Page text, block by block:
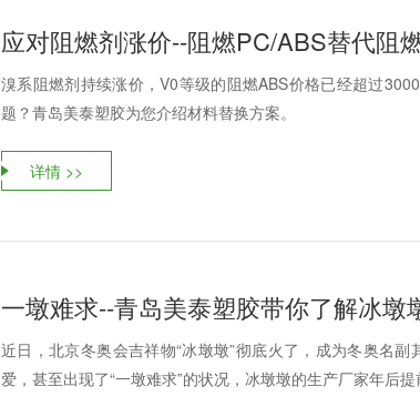
应对阻燃剂涨价--阻燃PC/ABS替代阻
溴系阻燃剂持续涨价，V0等级的阻燃ABS价格已经超过
题？青岛美泰塑胶为您介绍材料替换方案。
详情 >>
一墩难求--青岛美泰塑胶带你了解冰墩
近日，北京冬奥会吉祥物“冰墩墩”彻底火了，成为冬奥名
爱，甚至出现了“一墩难求”的状况，冰墩墩的生产厂家年后